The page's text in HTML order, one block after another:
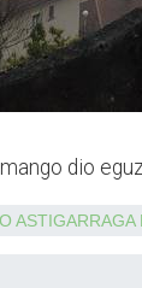
dio
ASTIGARRAGA